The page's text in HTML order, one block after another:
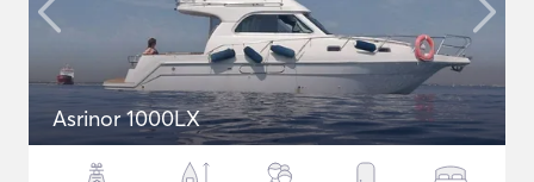
Asrinor 1000LX